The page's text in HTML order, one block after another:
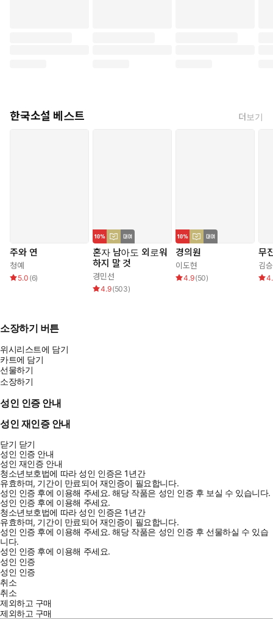
라하시 유미코의 『성소녀』(1965)에서 따왔음을 밝힌다. 허무주의
적, 퇴폐적인 사회 분위기 속에서 기억을 잃은 존재의 혼란을 다룬다
한국소설 베스트 더보기
주와 연
청예
5.0 (6)
혼자 남아도 외로워
하지 말 것
경민선
4.9(503)
경의원
이도현
4.9(50)
무
김
소장하기 버튼
위시리스트에 담기
카트에 담기
선물하기
소장하기
성인 인증 안내
성인 재인증 안내
닫기 닫기
성인 인증 안내
성인 재인증 안내
청소년보호법에 따라 성인 인증은 1년간
유효하며, 기간이 만료되어 재인증이 필요합니다.
성인 인증 후에 이용해 주세요.해당 작품은 성인 인증 후 보실 수 있습니다.
성인 인증 후에 이용해 주세요.
청소년보호법에 따라 성인 인증은 1년간
유효하며, 기간이 만료되어 재인증이 필요합니다.
성인 인증 후에 이용해 주세요.해당 작품은 성인 인증 후 선물하실 수 있습
니다.
성인 인증 후에 이용해 주세요.
성인 인증
성인 인증
취소
취소
제외하고 구매
제외하고 구매